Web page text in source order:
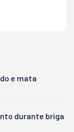
e mata
durante briga